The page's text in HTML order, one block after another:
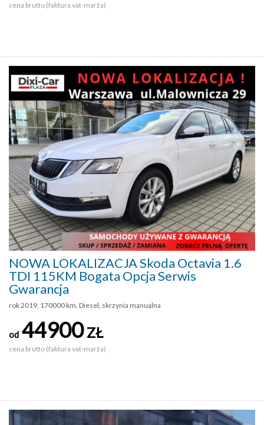
cena brutto (faktura vat-marża)
NOWA LOKALIZACJA Skoda Octavia 1.6
TDI 115KM Bogata Opcja Serwis
Gwarancja
rok 2019, 170000 km, Diesel, skrzynia manualna
od 44900ZŁ
cena brutto (faktura vat-marża)